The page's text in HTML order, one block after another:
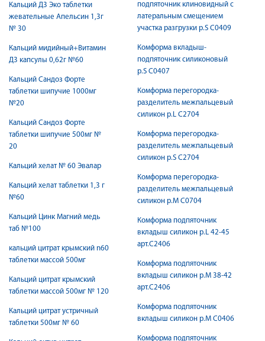
Кальций Д3 Эко таблетки
жевательные Апельсин 1,3г
№ 30
Кальций мидийный+Витамин
Д3 капсулы 0,62г №60
Кальций Сандоз Форте
таблетки шипучие 1000мг
№20
Кальций Сандоз Форте
таблетки шипучие 500мг №
20
Кальций хелат № 60 Эвалар
Кальций хелат таблетки 1,3 г
№60
Кальций Цинк Магний медь
таб №100
кальций цитрат крымский n60
таблетки массой 500мг
Кальций цитрат крымский
таблетки массой 500мг № 120
Кальций цитрат устричный
таблетки 500мг № 60
подпяточник клиновидный с
латеральным смещением
участка разгрузки р.S С0409
Комформа вкладыш-
подпяточник силиконовый
р.S С0407
Комформа перегородка-
разделитель межпальцевый
силикон р.L С2704
Комформа перегородка-
разделитель межпальцевый
силикон р.S С2704
Комформа перегородка-
разделитель межпальцевый
силикон р.М С0704
Комформа подпяточник
вкладыш силикон р.L 42-45
арт.С2406
Комформа подпяточник
вкладыш силикон р.M 38-42
арт.С2406
Комформа подпяточник
вкладыш силикон р.M С0406
Комформа подпяточник